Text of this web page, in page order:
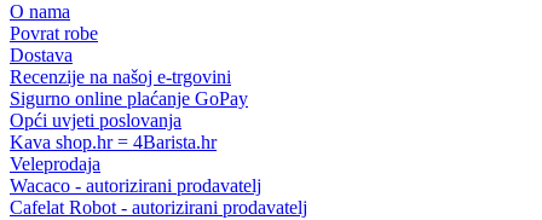
O nama
Povrat robe
Dostava
Recenzije na našoj e-trgovini
Sigurno online plaćanje GoPay
Opći uvjeti poslovanja
Kava shop.hr = 4Barista.hr
Veleprodaja
Wacaco - autorizirani prodavatelj
Cafelat Robot - autorizirani prodavatelj